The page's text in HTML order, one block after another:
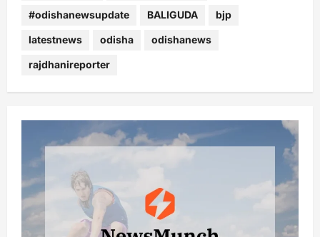
#odishanewsupdate BALIGUDA bjp
latestnews odisha odishanews
rajdhanireporter